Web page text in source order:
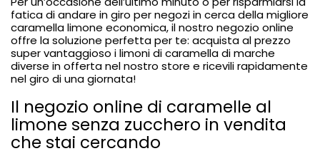
fatica di andare in giro per negozi in cerca della migliore
caramella limone economica, il nostro negozio online
offre la soluzione perfetta per te: acquista al prezzo
super vantaggioso i limoni di caramella di marche
diverse in offerta nel nostro store e ricevili rapidamente
nel giro di una giornata!
Il negozio online di caramelle al
limone senza zucchero in vendita
che stai cercando